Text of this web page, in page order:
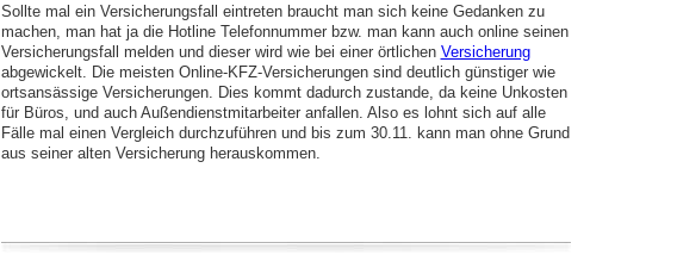
Sollte mal ein Versicherungsfall eintreten braucht man sich keine Gedanken zu
machen, man hat ja die Hotline Telefonnummer bzw. man kann auch online seinen
Versicherungsfall melden und dieser wird wie bei einer örtlichen Versicherung
abgewickelt. Die meisten Online-KFZ-Versicherungen sind deutlich günstiger wie
ortsansässige Versicherungen. Dies kommt dadurch zustande, da keine Unkosten
für Büros, und auch Außendienstmitarbeiter anfallen. Also es lohnt sich auf alle
Fälle mal einen Vergleich durchzuführen und bis zum 30.11. kann man ohne Grund
aus seiner alten Versicherung herauskommen.